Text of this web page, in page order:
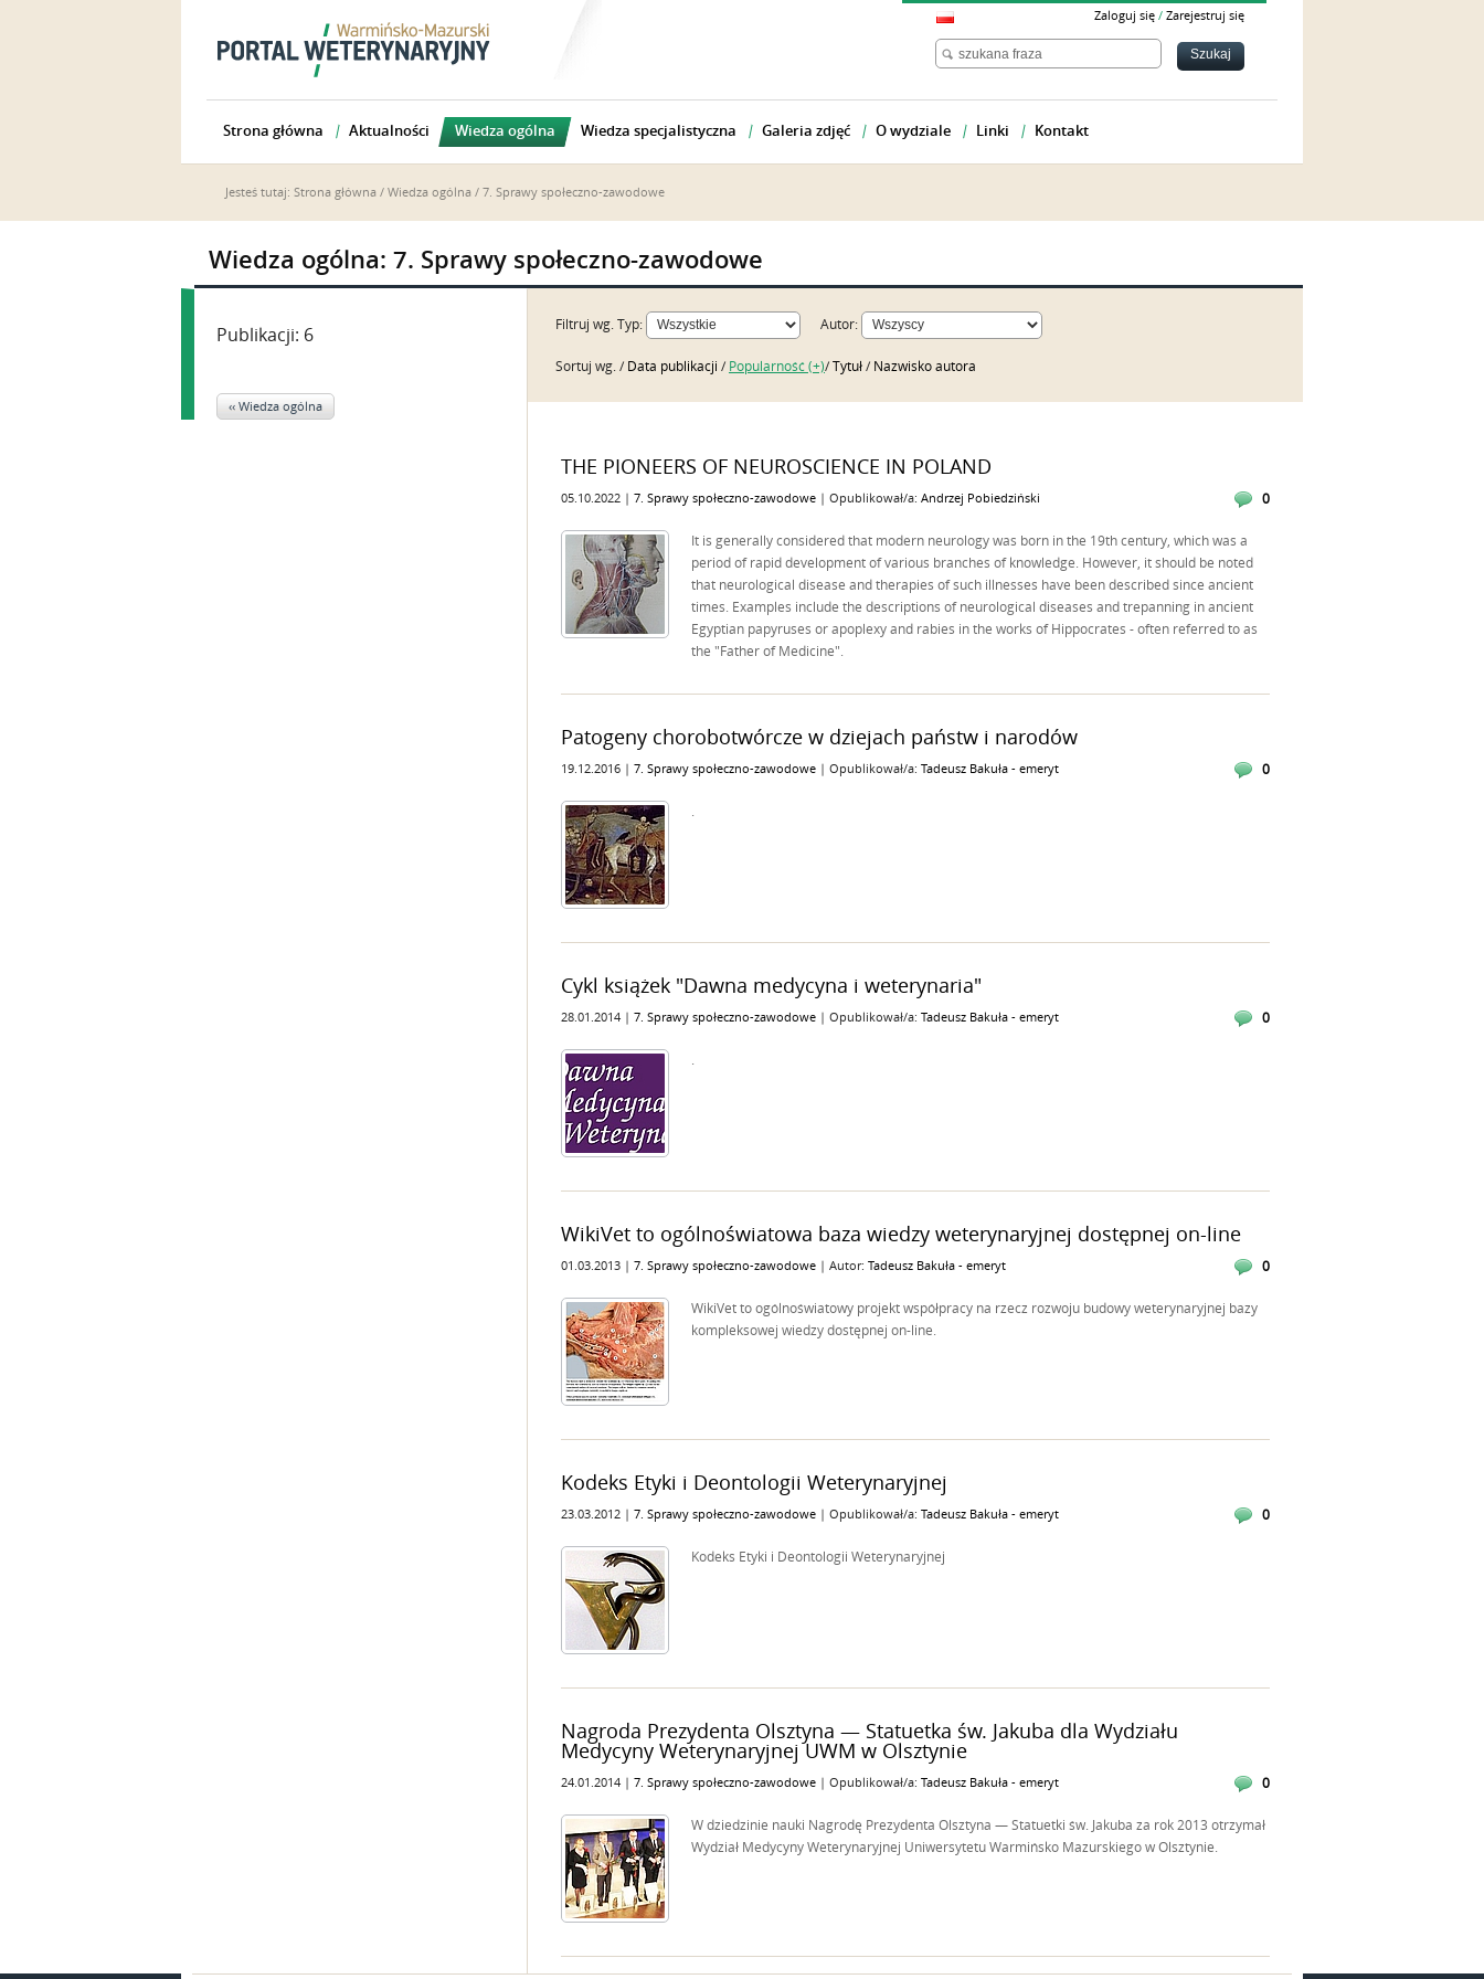
Zaloguj się / Zarejestruj się
Strona główna Aktualności Wiedza ogólna Wiedza specjalistyczna Galeria zdjęć O wydziale Linki Kontakt
Jesteś tutaj: Strona główna / Wiedza ogólna / 7. Sprawy społeczno-zawodowe
Wiedza ogólna: 7. Sprawy społeczno-zawodowe
Publikacji: 6
‹‹ Wiedza ogólna
Filtruj wg. Typ: Autor:
Sortuj wg. / Data publikacji / Popularność (+)/ Tytuł / Nazwisko autora
THE PIONEERS OF NEUROSCIENCE IN POLAND
05.10.2022 | 7. Sprawy społeczno-zawodowe | Opublikował/a: Andrzej Pobiedziński 0
It is generally considered that modern neurology was born in the 19th century, which was a
period of rapid development of various branches of knowledge. However, it should be noted
that neurological disease and therapies of such illnesses have been described since ancient
times. Examples include the descriptions of neurological diseases and trepanning in ancient
Egyptian papyruses or apoplexy and rabies in the works of Hippocrates - often referred to as
the "Father of Medicine".
Patogeny chorobotwórcze w dziejach państw i narodów
19.12.2016 | 7. Sprawy społeczno-zawodowe | Opublikował/a: Tadeusz Bakuła - emeryt 0
.
Cykl książek "Dawna medycyna i weterynaria"
28.01.2014 | 7. Sprawy społeczno-zawodowe | Opublikował/a: Tadeusz Bakuła - emeryt 0
.
WikiVet to ogólnoświatowa baza wiedzy weterynaryjnej dostępnej on-line
01.03.2013 | 7. Sprawy społeczno-zawodowe | Autor: Tadeusz Bakuła - emeryt 0
WikiVet to ogólnoświatowy projekt współpracy na rzecz rozwoju budowy weterynaryjnej bazy
kompleksowej wiedzy dostępnej on-line.
Kodeks Etyki i Deontologii Weterynaryjnej
23.03.2012 | 7. Sprawy społeczno-zawodowe | Opublikował/a: Tadeusz Bakuła - emeryt 0
Kodeks Etyki i Deontologii Weterynaryjnej
Nagroda Prezydenta Olsztyna — Statuetka św. Jakuba dla Wydziału
Medycyny Weterynaryjnej UWM w Olsztynie
24.01.2014 | 7. Sprawy społeczno-zawodowe | Opublikował/a: Tadeusz Bakuła - emeryt 0
W dziedzinie nauki Nagrodę Prezydenta Olsztyna — Statuetki św. Jakuba za rok 2013 otrzymał
Wydział Medycyny Weterynaryjnej Uniwersytetu Warmińsko Mazurskiego w Olsztynie.